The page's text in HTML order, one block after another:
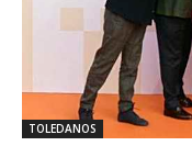
TOLEDANOS